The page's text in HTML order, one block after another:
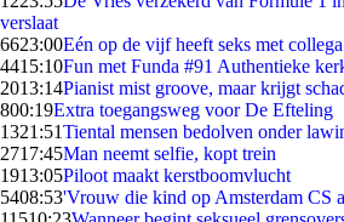
verslaat
6623:00Eén op de vijf heeft seks met collega
4415:10Fun met Funda #91 Authentieke
2013:14Pianist mist groove, maar krijgt
800:19Extra toegangsweg voor De Efteling
1321:51Tiental mensen bedolven onder
2717:45Man neemt selfie, kopt trein
1913:05Piloot maakt kerstboomvlucht
5408:53'Vrouw die kind op Amsterdam CS